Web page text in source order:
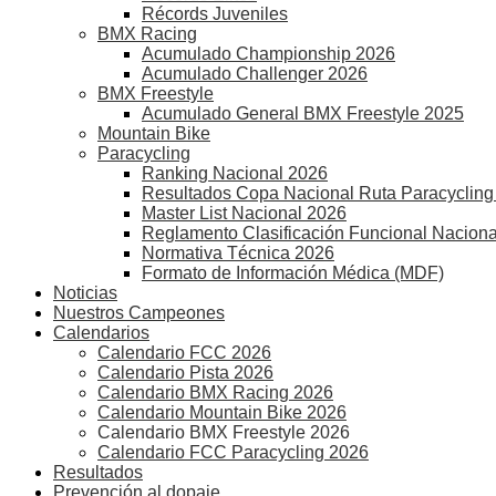
Récords Juveniles
BMX Racing
Acumulado Championship 2026
Acumulado Challenger 2026
BMX Freestyle
Acumulado General BMX Freestyle 2025
Mountain Bike
Paracycling
Ranking Nacional 2026
Resultados Copa Nacional Ruta
Master List Nacional 2026
Reglamento Clasificación Funcional Nacional
Normativa Técnica 2026
Formato de Información Médica (MDF)
Noticias
Nuestros Campeones
Calendarios
Calendario FCC 2026
Calendario Pista 2026
Calendario BMX Racing 2026
Calendario Mountain Bike 2026
Calendario BMX Freestyle 2026
Calendario FCC Paracycling 2026
Resultados
Prevención al dopaje